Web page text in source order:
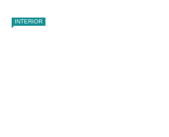
INTERIOR